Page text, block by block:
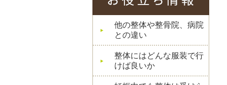
他の整体や整骨院、病院
との違い
整体にはどんな服装で行
けば良いか